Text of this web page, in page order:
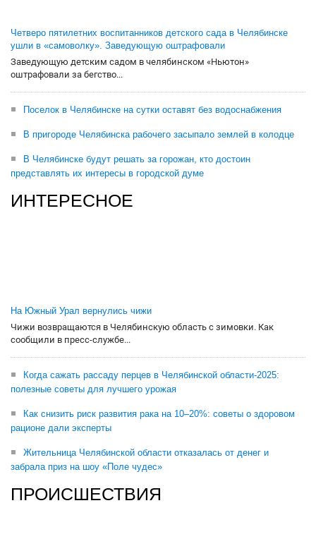
Четверо пятилетних воспитанников детского сада в Челябинске
ушли в «самоволку». Заведующую оштрафовали
Заведующую детским садом в челябинском «Ньютон»
оштрафовали за бегство...
Поселок в Челябинске на сутки оставят без водоснабжения
В пригороде Челябинска рабочего засыпало землей в колодце
В Челябинске будут решать за горожан, кто достоин
представлять их интересы в городской думе
ИНТЕРЕСНОЕ
На Южный Урал вернулись чижи
Чижи возвращаются в Челябинскую область с зимовки. Как
сообщили в пресс-службе...
Когда сажать рассаду перцев в Челябинской области-2025:
полезные советы для лучшего урожая
Как снизить риск развития рака на 10–20%: советы о здоровом
рационе дали эксперты
Жительница Челябинской области отказалась от денег и
забрала приз на шоу «Поле чудес»
ПРОИСШЕСТВИЯ